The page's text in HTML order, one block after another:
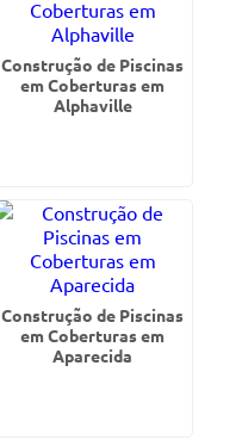
Construção de Piscinas
em Coberturas em
Alphaville
Construção de Piscinas
em Coberturas em
Aparecida